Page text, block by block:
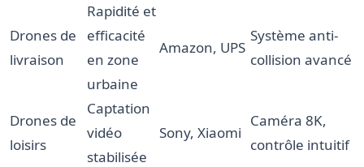
Drones de
livraison
Rapidité et
efficacité
en zone
urbaine
Amazon, UPS
Système anti-
collision avancé
Drones de
loisirs
Captation
vidéo
stabilisée
Sony, Xiaomi
Caméra 8K,
contrôle intuitif